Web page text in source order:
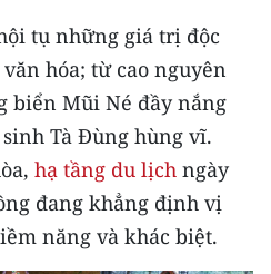
tụ những giá trị độc
hóa; từ cao nguyên
biển Mũi Né đầy nắng
Tà Đùng hùng vĩ.
hạ tầng du lịch ngày
đang khẳng định vị
năng và khác biệt.